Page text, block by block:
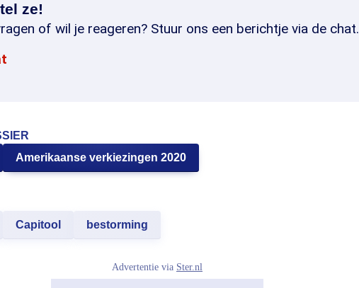
ze!
of wil je reageren? Stuur ons een berichtje via de chat.
Amerikaanse verkiezingen 2020
Capitool bestorming
Advertentie via Ster.nl